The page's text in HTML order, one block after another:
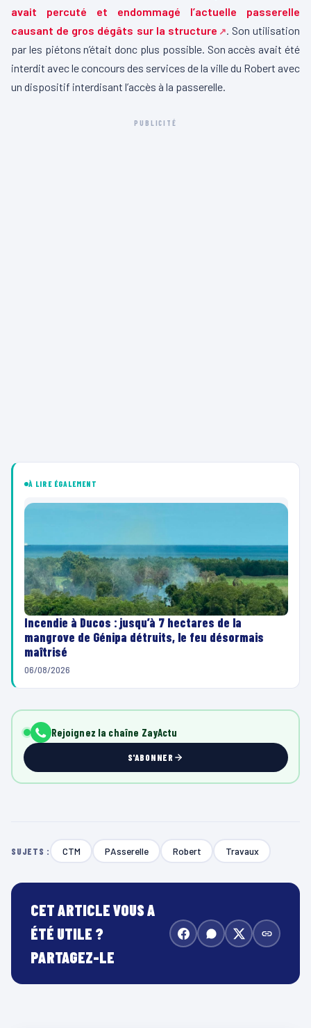
avait percuté et endommagé l’actuelle passerelle
causant de gros dégâts sur la structure
. Son utilisation
par les piétons n’était donc plus possible. Son accès avait été
interdit avec le concours des services de la ville du Robert avec
un dispositif interdisant l’accès à la passerelle.
PUBLICITÉ
À LIRE ÉGALEMENT
Incendie à Ducos : jusqu’à 7 hectares de la
mangrove de Génipa détruits, le feu désormais
maîtrisé
06/08/2026
Rejoignez la chaîne ZayActu
S'ABONNER
SUJETS : CTM PAsserelle Robert Travaux
CET ARTICLE VOUS A
ÉTÉ UTILE ?
PARTAGEZ-LE